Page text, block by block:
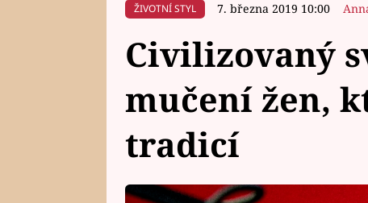
ŽIVOTNÍ STYL 7. března 2019 10:00
Civilizovaný
mučení žen,
tradicí